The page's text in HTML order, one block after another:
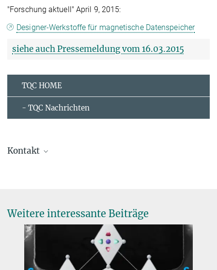
"Forschung aktuell" April 9, 2015:
Designer-Werkstoffe für magnetische Datenspeicher
siehe auch Pressemeldung vom 16.03.2015
TQC HOME
- TQC Nachrichten
Kontakt
© MPI CPfS / C.
Weitere interessante Beiträge